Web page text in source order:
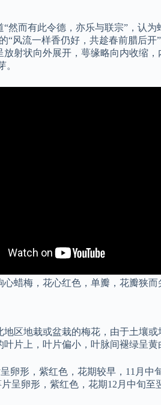
而有此令德，亦乐与联宗”，认
风流一样香仍好，共趁春前腊后
射状向外展开，萼缘略向内收缩
梅，花心红色，单瓣，花瓣狭而
区地栽或盆栽的梅花，由于土壤
片上，叶片偏小，叶脉间褪绿呈
卵形，紫红色，花期较早，11月
呈卵形，紫红色，花期12月中旬